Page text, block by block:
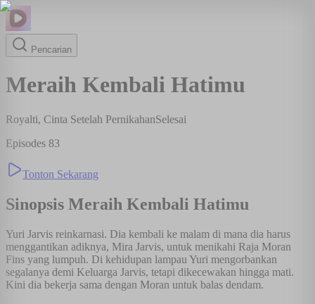
Pencarian
Meraih Kembali Hatimu
Royalti, Cinta Setelah PernikahanSelesai
Episodes 83
Tonton Sekarang
Sinopsis Meraih Kembali Hatimu
Yuri Jarvis reinkarnasi. Dia kembali ke malam di mana dia harus
menggantikan adiknya, Mira Jarvis, untuk menikahi Raja Moran
Fins yang lumpuh. Di kehidupan lampau Yuri mengorbankan
segalanya demi Keluarga Jarvis, tetapi dikecewakan hingga mati.
Kini dia bekerja sama dengan Moran untuk balas dendam.